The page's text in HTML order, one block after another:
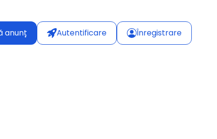
anunț Autentificare Înregistrare